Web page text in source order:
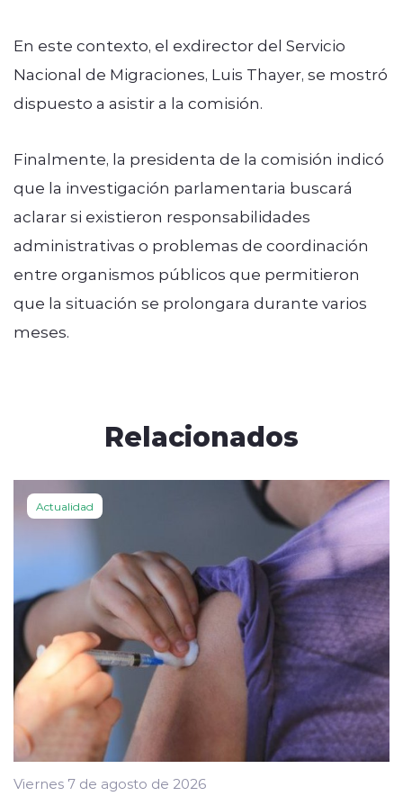
En este contexto, el exdirector del Servicio
Nacional de Migraciones, Luis Thayer, se mostró
dispuesto a asistir a la comisión.
Finalmente, la presidenta de la comisión indicó
que la investigación parlamentaria buscará
aclarar si existieron responsabilidades
administrativas o problemas de coordinación
entre organismos públicos que permitieron
que la situación se prolongara durante varios
meses.
Relacionados
Actualidad
Viernes 7 de agosto de 2026